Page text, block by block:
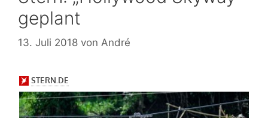
geplant
13. Juli 2018 von André